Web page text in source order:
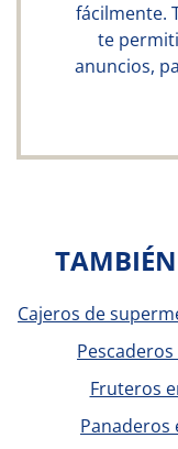
fácilmente.
te
anuncios,
TAMBIÉN
Cajeros de
Fruteros
Panaderos